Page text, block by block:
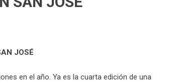
JOSÉ
en el año. Ya es la cuarta edición de una